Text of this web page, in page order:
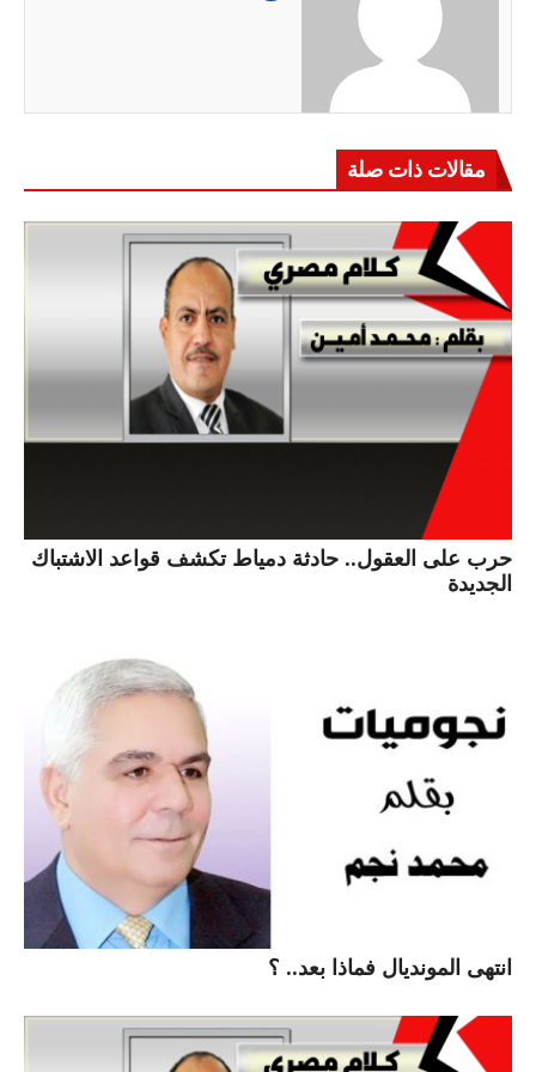
مقالات ذات صلة
حرب على العقول.. حادثة دمياط تكشف قواعد الاشتباك
الجديدة
انتهى المونديال فماذا بعد.. ؟